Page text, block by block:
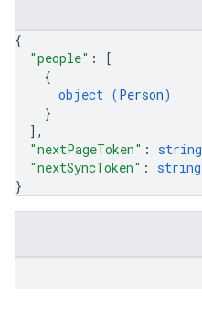
{
"people" :
[
{
object (Person)
}
] ,
"nextPageToken" : string
"nextSyncToken" : string
}